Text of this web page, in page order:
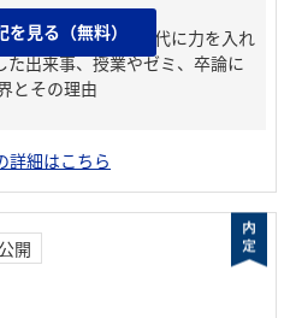
ガクチカ（学生時代に力を入れ
出来事、授業やゼミ、卒論に
とその理由
見る（無料）
詳細はこちら
開